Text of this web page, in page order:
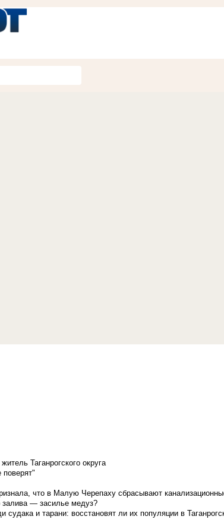
Таганрогского округа
что в Малую Черепаху сбрасывают
залива — засилье медуз?
и тарани: восстановят ли их популяции в